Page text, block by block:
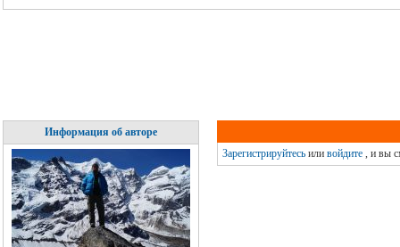
Информация об авторе
Зарегистрируйтесьили войдите, и вы